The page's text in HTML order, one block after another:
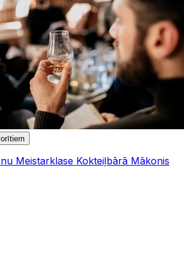
Meistarklase Kokteiļbārā Mākonis